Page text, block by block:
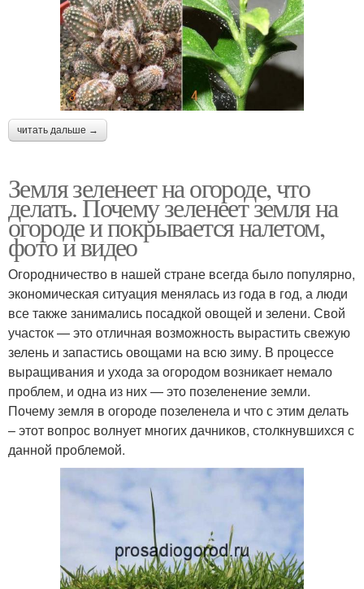
читать дальше →
Земля зеленеет на огороде, что
делать. Почему зеленеет земля на
огороде и покрывается налетом,
фото и видео
Огородничество в нашей стране всегда было популярно,
экономическая ситуация менялась из года в год, а люди
все также занимались посадкой овощей и зелени. Свой
участок — это отличная возможность вырастить свежую
зелень и запастись овощами на всю зиму. В процессе
выращивания и ухода за огородом возникает немало
проблем, и одна из них — это позеленение земли.
Почему земля в огороде позеленела и что с этим делать
– этот вопрос волнует многих дачников, столкнувшихся с
данной проблемой.